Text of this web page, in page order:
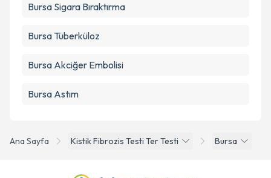
Ana Sayfa Kistik Fibrozis Testi Ter Testi Bursa
Bursa Sigara Bıraktırma
Bursa Tüberküloz
Bursa Akciğer Embolisi
Bursa Astım